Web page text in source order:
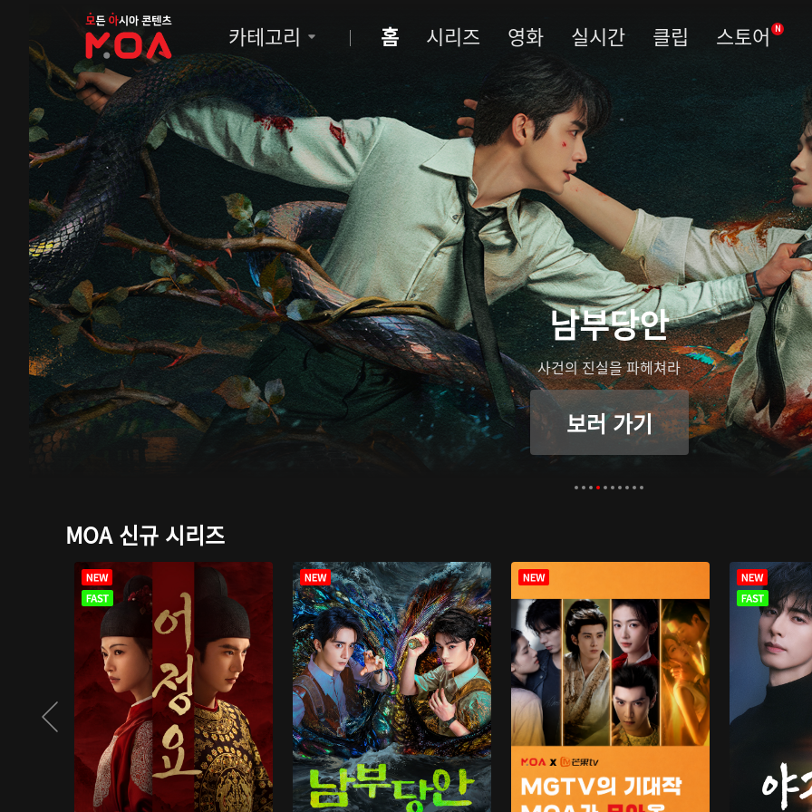
MOA
카테고리 홈 시리즈 영화 실시간 클립 스토어 N
남부당안
사건의 진실을 파헤쳐라
보러 가기
우림령
관복을 벗고 진실을 베다
보러 가기
MOA 신규 시리즈